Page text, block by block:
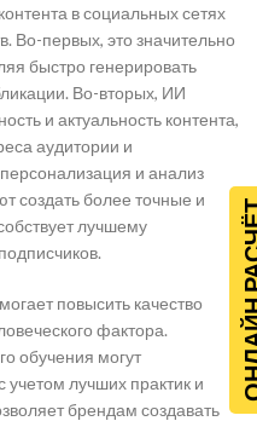
в социальных сетях
Во-первых, это значительно
быстро генерировать
Во-вторых, ИИ
и актуальность контента,
аудитории и
и анализ
создать более точные и
лучшему
повысить качество
фактора.
обучения могут
учетом лучших практик и
брендам создавать